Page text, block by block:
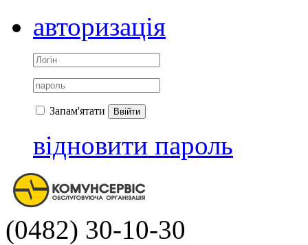
авторизація
Запам'ятати Ввійти
відновити пароль
(0482) 30-10-30